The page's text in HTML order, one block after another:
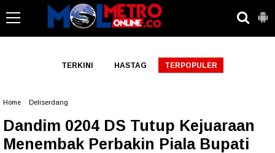
TERKINI HASTAG TERPOPULER
Home Deliserdang
Dandim 0204 DS Tutup Kejuaraan
Menembak Perbakin Piala Bupati